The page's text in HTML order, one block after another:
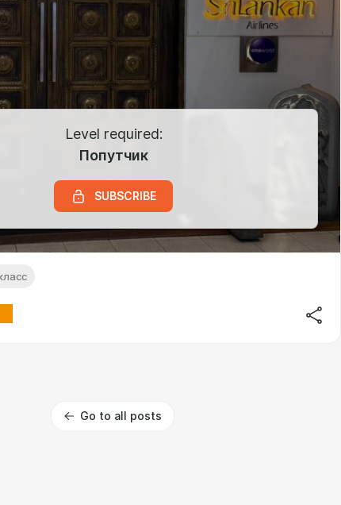
Level required:
Попутчик
SUBSCRIBE
Go to all posts